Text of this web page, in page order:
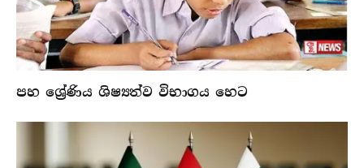
පහ ශ්‍රේණිය ශිෂ්‍යත්ව විභාගය හෙට